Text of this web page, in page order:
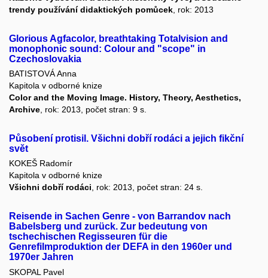
trendy používání didaktických pomůcek , rok: 2013
Glorious Agfacolor, breathtaking Totalvision and
monophonic sound: Colour and "scope" in
Czechoslovakia
BATISTOVÁ Anna
Kapitola v odborné knize
Color and the Moving Image. History, Theory, Aesthetics,
Archive , rok: 2013, počet stran: 9 s.
Působení protisil. Všichni dobří rodáci a jejich fikční
svět
KOKEŠ Radomír
Kapitola v odborné knize
Všichni dobří rodáci, rok: 2013, počet stran: 24 s.
Reisende in Sachen Genre - von Barrandov nach
Babelsberg und zurück. Zur bedeutung von
tschechischen Regisseuren für die
Genrefilmproduktion der DEFA in den 1960er und
1970er Jahren
SKOPAL Pavel